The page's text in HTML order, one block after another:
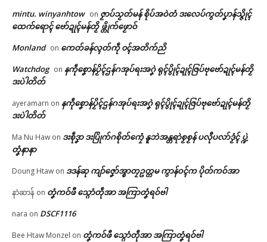
ရုဲစှ်
ပရိုၚ်လက္ကရဴအိုတ်
🏛 လညာတ်ပါ်ပဲါ
ညးဒါန်လိက်
ဗွဳဒဳယဵု
ကေတ်အဆက်
နကဵုခက်ခုဲပရေၚ်ပလံၚ်ဗ္စိုပ်တုဲ သ
တ်ကှ်ကှ်ဒေသရေဝ် ဒးဒေံါဇူသွံ
ရာန်
In "ပရိုၚ်"
အမှုဒုစရိုတ်ကတဵုဒှ်မံၚ် အပ္ဍဲဍုၚ်
မတ်မလီုဂှ် ကေတ်အရေဝ်ဗွဲမစိုပ်
In "ပရိုၚ်"
ညးအာကၠုၚ် တ္ၚဲ “မ၊ စုံ”ဗၠေတ်မှာ
တံ ဒးဒဏ်သြန် (၃၀၀၀၀) ဒကေ
In "ပရိုၚ်"
mintu. winyanhtow on ဇၟာပ်သၟတ်မန် စိုပ်အဝဲတံ ဒးလေပ်ကွတ်ပၞာန်သ္ဇိုၚ်
ထေက်ရောၚ် ဗော်ဍုၚ်မန်တၟိ ဖ္တိုက်ဖၟောဝ်
Monland on ကေတ်ခန်လ္ၚတ်ကဵု ၀ၚ်အတိက်ညိ
Watchdog on နကဵုစၞောန်ပၟိၚ်ဌန်ဂအုပ်ရးအဂၞဲ ရုၚ်ပွိုၚ်ဍုၚ်ဇြပ်ဗုဗော်ဍုၚ်မန်တၟိ
ဒးပဲါတိတ်
ayeramarn on နကဵုစၞောန်ပၟိၚ်ဌန်ဂအုပ်ရးအဂၞဲ ရုၚ်ပွိုၚ်ဍုၚ်ဇြပ်ဗုဗော်ဍုၚ်မန်တၟိ
ဒးပဲါတိတ်
Ma Nu Haw on ဒးစဵုဒၞာ ဒးပြိုက်ဂစိုတ်ကၠေံ နူဘဲအန္တရာဲစၟစၟန် ပလီုပလာ်ဒၟံၚ် ပ္ဍဲ
တၞံနာနာ
Doung Htaw on ဒဒန်ဆု ကျာ်ဇၞော်အ္စာတၠဥတ္တမ ကွာန်ဝၚ်က ပိုတ်ကဝ်အာ
နာဲဆာန် on တၞံကဝ်ဖီ သ္ဂောံတဵုအာ အကြာတၞံရဝ်ဗါ
nara on DSCF1116
Bee Htaw Monzel on တၞံကဝ်ဖီ သ္ဂောံတဵုအာ အကြာတၞံရဝ်ဗါ